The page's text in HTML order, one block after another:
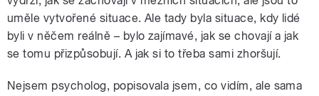
uměle vytvořené situace. Ale tady byla situace, kdy lidé
byli v něčem reálně – bylo zajímavé, jak se chovají a jak
se tomu přizpůsobují. A jak si to třeba sami zhoršují.
Nejsem psycholog, popisovala jsem, co vidím, ale sama